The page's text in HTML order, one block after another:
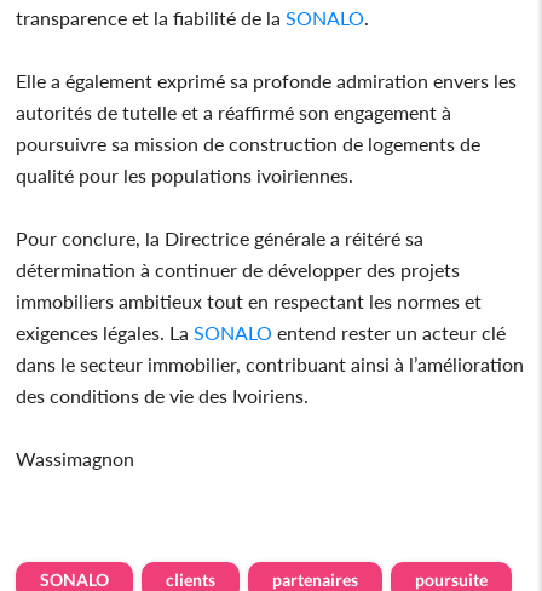
transparence et la fiabilité de la SONALO
Elle a également exprimé sa profonde admiration envers les
autorités de tutelle et a réaffirmé son engagement à
poursuivre sa mission de construction de logements de
qualité pour les populations ivoiriennes.
Pour conclure, la Directrice générale a réitéré sa
détermination à continuer de développer des projets
immobiliers ambitieux tout en respectant les normes et
exigences légales. La SONALO entend rester un acteur clé
dans le secteur immobilier, contribuant ainsi à l’amélioration
des conditions de vie des Ivoiriens.
Wassimagnon
SONALO clients partenaires poursuite